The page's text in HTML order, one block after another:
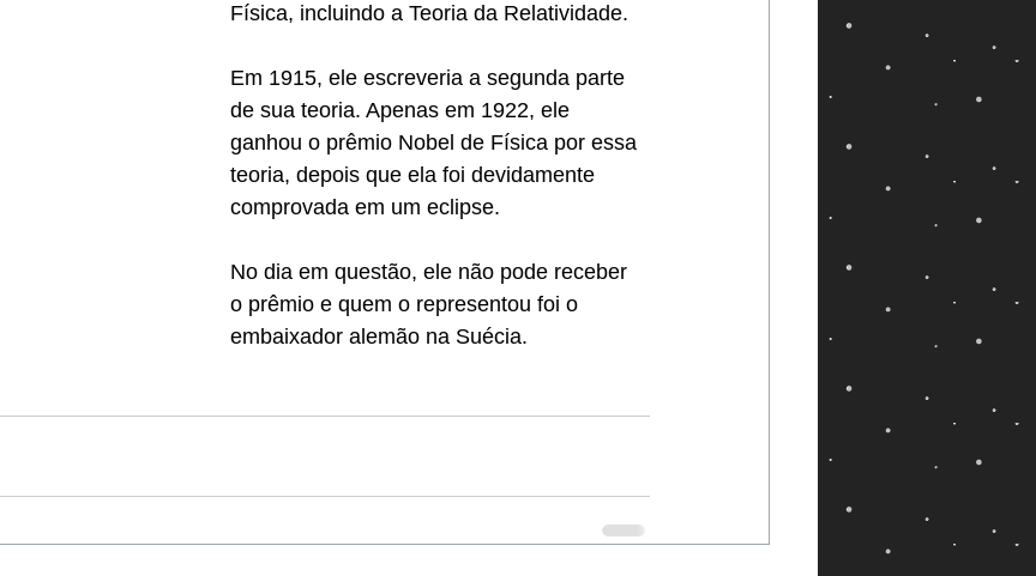
Física, incluindo a Teoria da Relatividade.
Em 1915, ele escreveria a segunda parte
de sua teoria. Apenas em 1922, ele
ganhou o prêmio Nobel de Física por essa
teoria, depois que ela foi devidamente
comprovada em um eclipse.
No dia em questão, ele não pode receber
o prêmio e quem o representou foi o
embaixador alemão na Suécia.